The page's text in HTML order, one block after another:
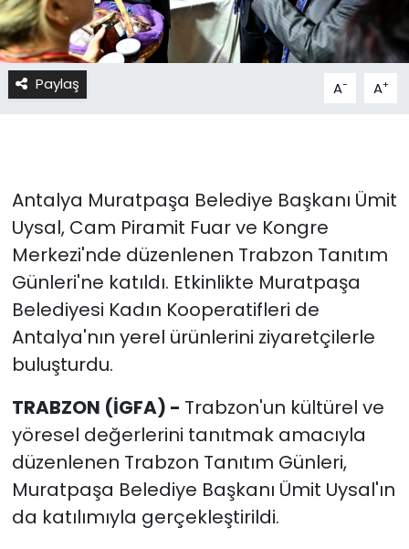
Paylaş A- A+
Antalya Muratpaşa Belediye Başkanı Ümit
Uysal, Cam Piramit Fuar ve Kongre
Merkezi'nde düzenlenen Trabzon Tanıtım
Günleri'ne katıldı. Etkinlikte Muratpaşa
Belediyesi Kadın Kooperatifleri de
Antalya'nın yerel ürünlerini ziyaretçilerle
buluşturdu.
TRABZON (İGFA) - Trabzon'un kültürel ve
yöresel değerlerini tanıtmak amacıyla
düzenlenen Trabzon Tanıtım Günleri,
Muratpaşa Belediye Başkanı Ümit Uysal'ın
da katılımıyla gerçekleştirildi.